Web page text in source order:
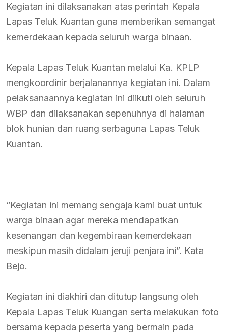
Kegiatan ini dilaksanakan atas perintah Kepala
Lapas Teluk Kuantan guna memberikan semangat
kemerdekaan kepada seluruh warga binaan.
Kepala Lapas Teluk Kuantan melalui Ka. KPLP
mengkoordinir berjalanannya kegiatan ini. Dalam
pelaksanaannya kegiatan ini diikuti oleh seluruh
WBP dan dilaksanakan sepenuhnya di halaman
blok hunian dan ruang serbaguna Lapas Teluk
Kuantan.
“Kegiatan ini memang sengaja kami buat untuk
warga binaan agar mereka mendapatkan
kesenangan dan kegembiraan kemerdekaan
meskipun masih didalam jeruji penjara ini”. Kata
Bejo.
Kegiatan ini diakhiri dan ditutup langsung oleh
Kepala Lapas Teluk Kuangan serta melakukan foto
bersama kepada peserta yang bermain pada